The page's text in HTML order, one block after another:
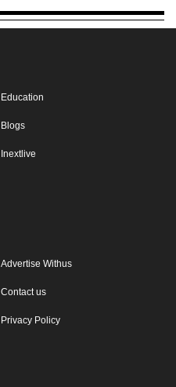
Education
Blogs
Inextlive
Advertise Withus
Contact us
Privacy Policy